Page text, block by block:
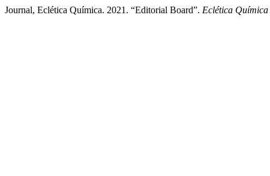
Journal, Eclética Química. 2021. “Editorial Board”. Eclética Química